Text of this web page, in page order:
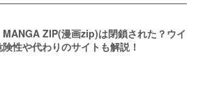
MANGA ZIP(漫画zip)は閉鎖された？ウイ
性や代わりのサイトも解説！